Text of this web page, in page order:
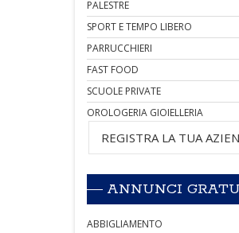
PALESTRE
SPORT E TEMPO LIBERO
PARRUCCHIERI
FAST FOOD
SCUOLE PRIVATE
OROLOGERIA GIOIELLERIA
REGISTRA LA TUA
ANNUNCI
ABBIGLIAMENTO